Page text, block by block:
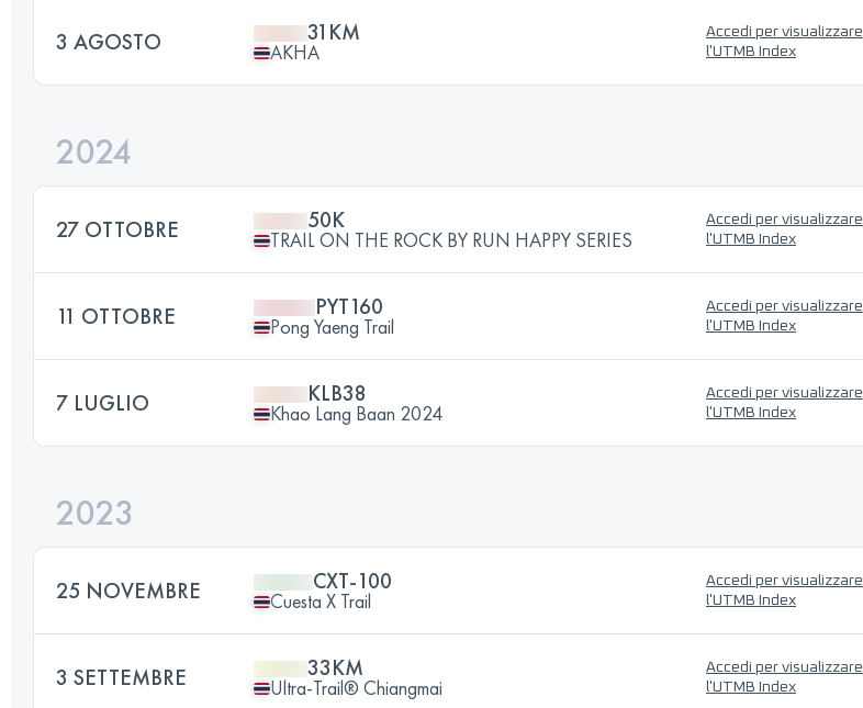
3 AGOSTO 31KM
AKHA
Accedi per visualizzare
l'UTMB Index
2024
27 OTTOBRE 50K
TRAIL ON THE ROCK BY RUN HAPPY SERIES
Accedi per visualizzare
l'UTMB Index
11 OTTOBRE PYT160
Pong Yaeng Trail
Accedi per visualizzare
l'UTMB Index
7 LUGLIO KLB38
Khao Lang Baan 2024
Accedi per visualizzare
l'UTMB Index
2023
25 NOVEMBRE CXT-100
Cuesta X Trail
Accedi per visualizzare
l'UTMB Index
3 SETTEMBRE 33KM
Ultra-Trail® Chiangmai
Accedi per visualizzare
l'UTMB Index